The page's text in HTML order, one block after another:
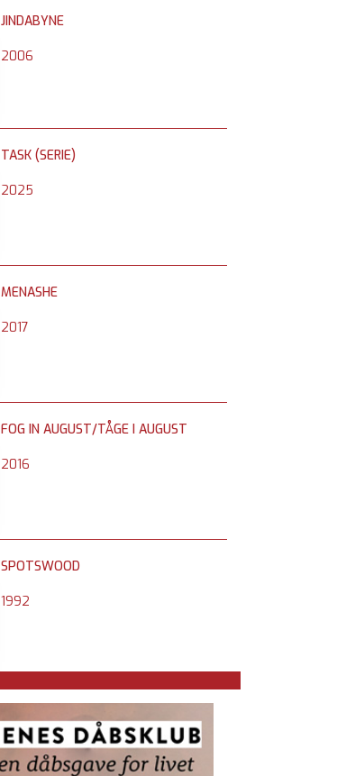
JINDABYNE
2006
TASK (SERIE)
2025
MENASHE
2017
FOG IN AUGUST/TÅGE I AUGUST
2016
SPOTSWOOD
1992